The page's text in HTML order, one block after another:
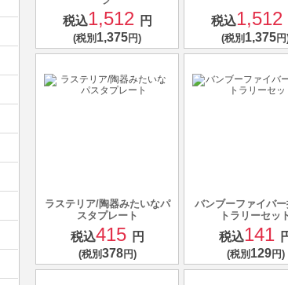
税込1,512 円
(税別 1,375円)
税込1,512
(税別 1,375
ラステリア/陶器みたいなパ
スタプレート
税込415 円
(税別378円)
バンブーファイバ
トラリーセッ
税込141
(税別129円)